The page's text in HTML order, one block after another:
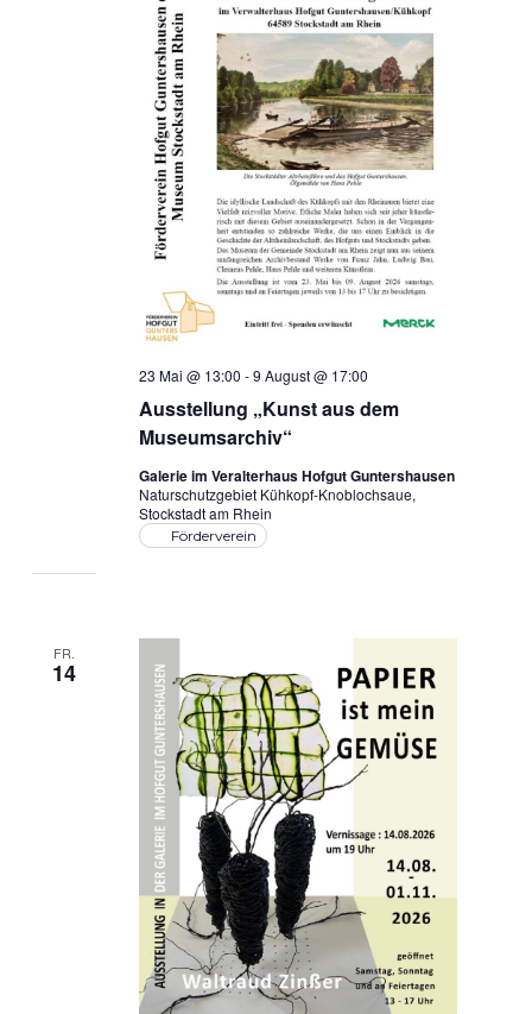
Ausstellung „Kunst aus dem
Museumsarchiv“
23 Mai @ 13:00 -9 August @ 17:00
Galerie im Veralterhaus Hofgut Guntershausen
Naturschutzgebiet Kühkopf-Knoblochsaue,
Stockstadt am Rhein
Förderverein
FR.
14